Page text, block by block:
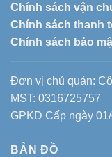
Chính sách vận
Chính sách thanh
Chính sách bảo
Đơn vị chủ quản:
MST: 0316725757
GPKD Cấp ngày
BẢN ĐỒ